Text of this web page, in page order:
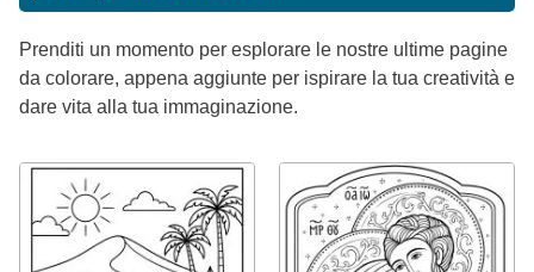
Prenditi un momento per esplorare le nostre ultime pagine
da colorare, appena aggiunte per ispirare la tua creatività e
dare vita alla tua immaginazione.